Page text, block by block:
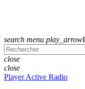
search menu play_arrow
close
close
Player Active Radio